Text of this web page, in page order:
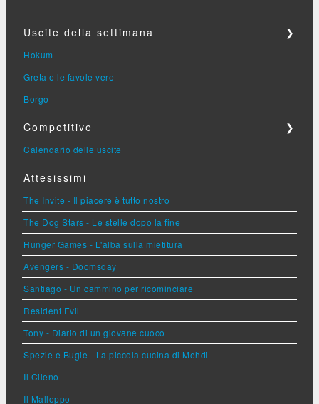
Uscite della settimana ❯
Hokum
Greta e le favole vere
Borgo
Competitive ❯
Calendario delle uscite
Attesissimi
The Invite - Il piacere è tutto nostro
The Dog Stars - Le stelle dopo la fine
Hunger Games - L'alba sulla mietitura
Avengers - Doomsday
Santiago - Un cammino per ricominciare
Resident Evil
Tony - Diario di un giovane cuoco
Spezie e Bugie - La piccola cucina di Mehdi
Il Cileno
Il Malloppo